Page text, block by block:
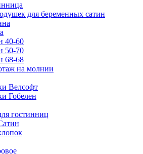
для беременных сатин
40-60
50-70
68-68
на молнии
Велсофт
Гобелен
гостинниц